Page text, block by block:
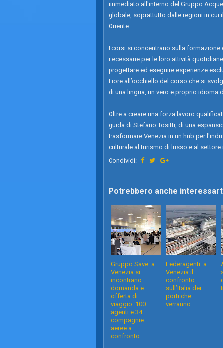
immediato all'interno del Gruppo
globale, soprattutto dalle regioni in cui
Oriente.
I corsi si concentrano sulla formazione
necessarie per le loro attività
progettare ed eseguire esperienze
Fiore all’occhiello del corso che si
di una lingua, un vero e proprio idioma
Oltre a creare una forza lavoro
guida di Stefano Tositti, di una
trasformare Venezia in un hub per
culturale al turismo di lusso e al
Condividi:
Potrebbero anche
Gruppo Save: a
Venezia si
incontrano
domanda e
offerta di
viaggio. 100
agenti e 34
compagnie
aeree a
confronto
Federagenti: a
Venezia il
confronto
sull’Italia dei
porti che
verranno